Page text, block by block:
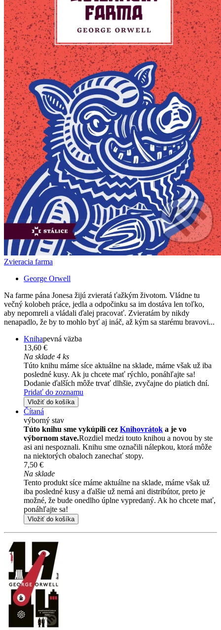
Zvieracia farma
George Orwell
Na farme pána Jonesa žijú zvieratá ťažkým životom. Vládne tu
večný kolobeh práce, jedla a odpočinku sa im dostáva len toľko,
aby nepomreli a vládali ďalej pracovať. Zvieratám by nikdy
nenapadlo, že by to mohlo byť aj ináč, až kým sa starému bravovi...
Knihapevná väzba
13,60 €
Na sklade 4 ks
Túto knihu máme síce aktuálne na sklade, máme však už iba
posledné kusy. Ak ju chcete mať rýchlo, ponáhľajte sa!
Dodanie ďalších môže trvať dlhšie, zvyčajne do piatich dní.
Pridať do zoznamu
Vložiť do košíka
Čítaná
výborný stav
Túto knihu sme vykúpili cez Knihovrátok a je vo
výbornom stave.Rozdiel medzi touto knihou a novou by ste
asi ani nespoznali. Knihu sme označili nálepkou, ktorá môže
na niektorých obaloch zanechať stopy.
7,50 €
Na sklade
Tento produkt síce máme aktuálne na sklade, máme však už
iba posledné kusy a ďalšie už nemá ani distribútor, preto je
možné, že bude onedlho úplne vypredaný. Ak ho chcete mať,
ponáhľajte sa!
Vložiť do košíka